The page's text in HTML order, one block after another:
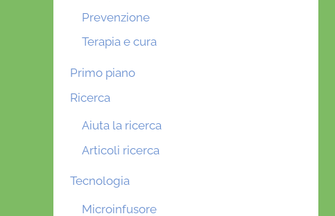
Prevenzione
Terapia e cura
Primo piano
Ricerca
Aiuta la ricerca
Articoli ricerca
Tecnologia
Microinfusore